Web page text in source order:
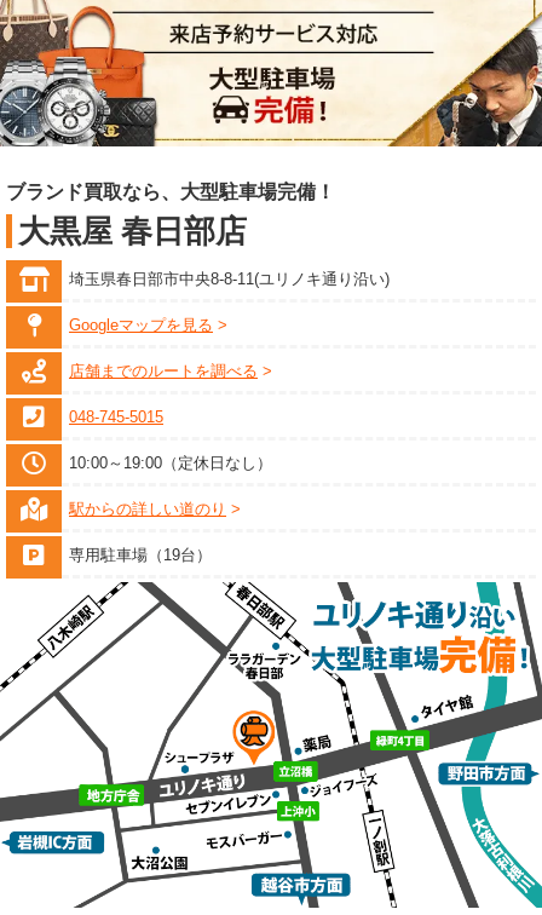
ブランド買取なら、大型駐車場完備！
大黒屋 春日部店
埼玉県春日部市中央8-8-11(ユリノキ通り沿い)
Googleマップを見る
店舗までのルートを調べる
048-745-5015
10:00～19:00（定休日なし）
駅からの詳しい道のり
専用駐車場（19台）